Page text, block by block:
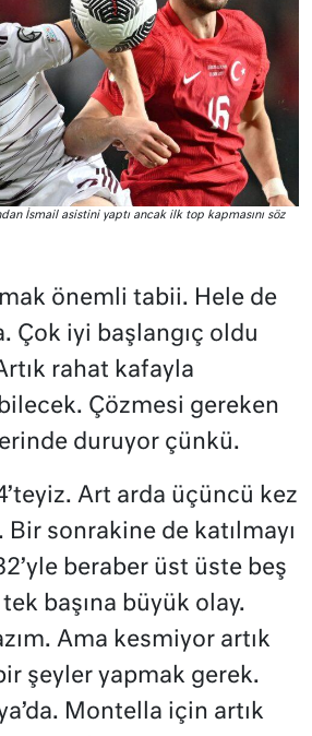
İsmail asistini yaptı ancak ilk top kapmasını söz
önemli tabii. Hele de
Çok iyi başlangıç oldu
rahat kafayla
Çözmesi gereken
duruyor çünkü.
Art arda üçüncü kez
Bir sonrakine de katılmayı
beraber üst üste beş
başına büyük olay.
Ama kesmiyor artık
şeyler yapmak gerek.
Montella için artık